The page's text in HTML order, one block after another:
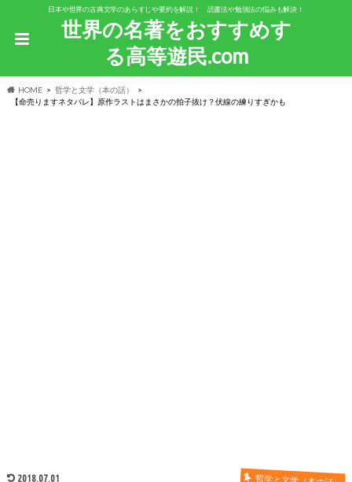
日本や世界の古典文学のあらすじや要約を解説！ 読書法や勉強法の悩みも解決！
世界の名著をおすすめす
る高等遊民.com
HOME
哲学と文学（本の話）
【命売りますネタバレ】原作ラストはまさかの拍子抜け？伏線の練りすぎかも
2018.07.01